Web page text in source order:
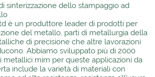
sinterizzazione dello stampaggio ad
è un produttore leader di prodotti per
del metallo, parti di metallurgia della
di precisione che altre lavorazioni
Abbiamo sviluppato più di 2000
metallici mim per queste applicazioni da
include la varietà di materiali con